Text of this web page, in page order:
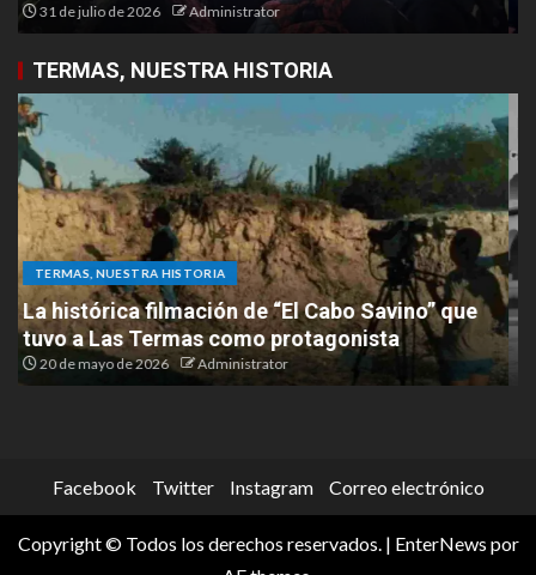
30 de julio de 2026 Administrator
TERMAS, NUESTRA HISTORIA
TERMAS, NUESTRA HISTORIA
Bajo el quebracho: los orígenes del Casino de
Termas
19 de mayo de 2026 Administrator
Facebook Twitter Instagram Correo electrónico
Copyright © Todos los derechos reservados. | EnterNews por